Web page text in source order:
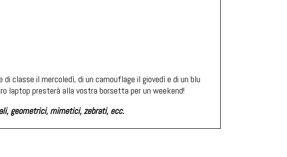
classe il mercoledì, di un camouflage il giovedì e di un blu
laptop presterà alla vostra borsetta per un weekend!
geometrici, mimetici, zebrati, ecc.